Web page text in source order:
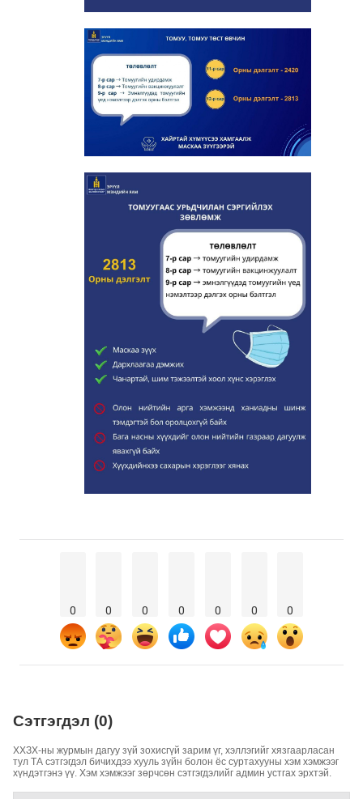
0 0 0 0 0 0 0
Сэтгэгдэл (0)
ХХЗХ-ны журмын дагуу зүй зохисгүй зарим үг, хэллэгийг хязгаарласан
тул ТА сэтгэгдэл бичихдээ хууль зүйн болон ёс суртахууны хэм хэмжээг
хүндэтгэнэ үү. Хэм хэмжээг зөрчсөн сэтгэгдэлийг админ устгах эрхтэй.